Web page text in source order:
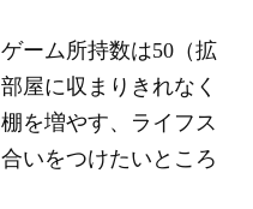
ーム所持数は50（拡
屋に収まりきれなく
を増やす、ライフス
いをつけたいところ